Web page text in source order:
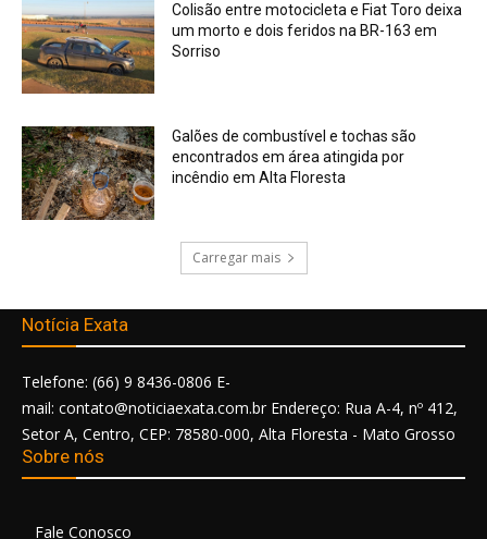
Colisão entre motocicleta e Fiat Toro deixa
um morto e dois feridos na BR-163 em
Sorriso
Galões de combustível e tochas são
encontrados em área atingida por
incêndio em Alta Floresta
Carregar mais
Notícia Exata
Telefone: (66) 9 8436-0806 E-
mail: contato@noticiaexata.com.br Endereço: Rua A-4, nº 412,
Setor A, Centro, CEP: 78580-000, Alta Floresta - Mato Grosso
Sobre nós
Fale Conosco